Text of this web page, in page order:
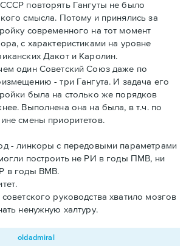
повторять Гангуты не было
смысла. Потому и принялись за
современного на тот момент
с характеристиками на уровне
Дакот и Каролин.
один Советский Союз даже по
- три Гангута. И задача его
была на столько же порядков
Выполнена она на была, в т.ч. по
смены приоритетов.
- линкоры с передовыми параметрами
построить не РИ в годы ПМВ, ни
в годы ВМВ.
руководства хватило мозгов
ненужную халтуру.
oldadmiral